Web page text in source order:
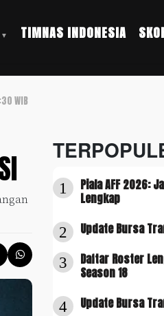
TIMNAS INDONESIA
WIB
1
Piala AFF 2026:
Lengkap
2 Update Bursa
3
Daftar Roster
Season 18
4 Update Bursa